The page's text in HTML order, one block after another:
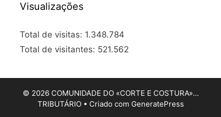
Visualizações
Total de visitas: 1.348.784
Total de visitantes: 521.562
© 2026 COMUNIDADE DO «CORTE E COSTURA»…
TRIBUTÁRIO• Criado com GeneratePress